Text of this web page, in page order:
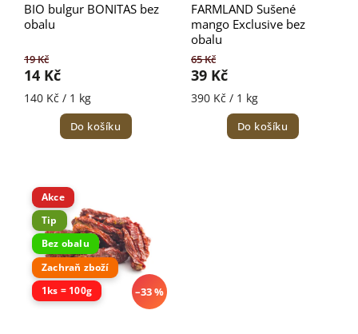
BIO bulgur BONITAS bez
obalu
19 Kč
14 Kč
140 Kč / 1 kg
Do košíku
FARMLAND Sušené
mango Exclusive bez
obalu
65 Kč
39 Kč
390 Kč / 1 kg
Do košíku
Akce
Tip
Bez obalu
Zachraň zboží
1ks = 100g
–33 %